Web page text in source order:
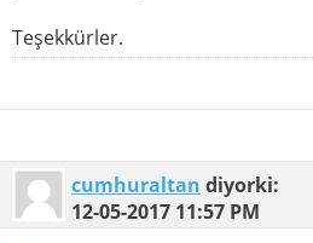
Teşekkürler.
cumhuraltan diyorki:
12-05-2017 11:57 PM